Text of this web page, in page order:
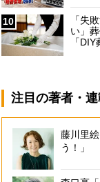
10
「失
い」
「
注目の著者・
藤川里
う！」